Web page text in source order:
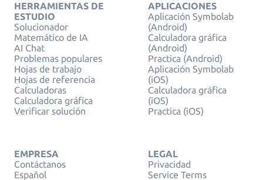
HERRAMIENTAS DE
ESTUDIO
Solucionador
Matemático de IA
AI Chat
Problemas populares
Hojas de trabajo
Hojas de referencia
Calculadoras
Calculadora gráfica
Verificar solución
APLICACIONES
Aplicación Symbolab
(Android)
Calculadora gráfica
(Android)
Practica (Android)
Aplicación Symbolab
(iOS)
Calculadora gráfica
(iOS)
Practica (iOS)
EMPRESA
Contáctanos
Español
LEGAL
Privacidad
Service Terms